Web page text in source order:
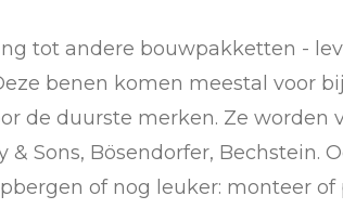
tot andere bouwpakketten -
benen komen meestal voor
de duurste merken. Ze worden
Sons, Bösendorfer, Bechstein.
of nog leuker: monteer